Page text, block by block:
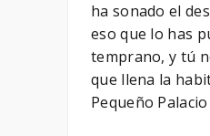
ha sonado el
eso que lo has
temprano, y tú
que llena la
Pequeño Palacio